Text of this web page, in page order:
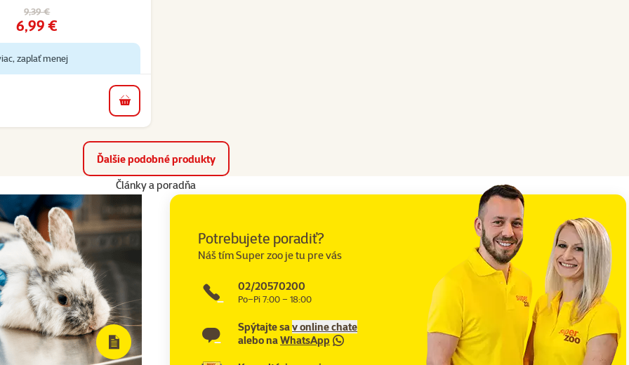
Pôvodná cena
9,39 €
Cena
6,99 €
zaplať menej
do košíka
Ďalšie podobné produkty
Články a poradňa
Potrebujete poradiť?
Náš tím Super zoo je tu pre vás
02/20570200
Po–Pi 7:00 – 18:00
Spýtajte sav online chate
alebo naWhatsApp